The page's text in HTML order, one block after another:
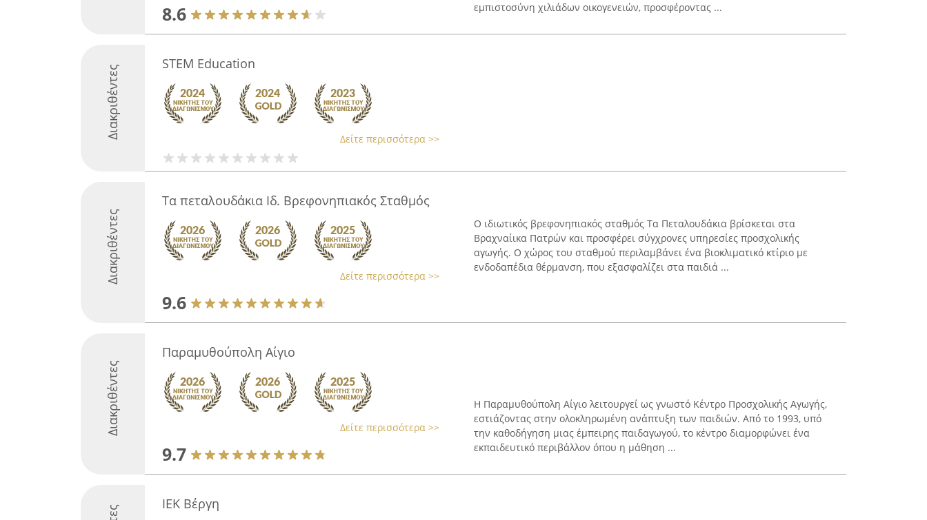
8.6
εμπιστοσύνη χιλιάδων οικογενειών, προσφέροντας ...
Διακριθέντες
STEM Education
Δείτε περισσότερα >>
Διακριθέντες
Τα πεταλουδάκια Ιδ. Βρεφονηπιακός Σταθμός
Δείτε περισσότερα >>
9.6
Ο ιδιωτικός βρεφονηπιακός σταθμός Τα Πεταλουδάκια βρίσκεται στα
Βραχναίικα Πατρών και προσφέρει σύγχρονες υπηρεσίες προσχολικής
αγωγής. Ο χώρος του σταθμού περιλαμβάνει ένα βιοκλιματικό κτίριο με
ενδοδαπέδια θέρμανση, που εξασφαλίζει στα παιδιά ...
Διακριθέντες
Παραμυθούπολη Αίγιο
Δείτε περισσότερα >>
9.7
Η Παραμυθούπολη Αίγιο λειτουργεί ως γνωστό Κέντρο Προσχολικής Αγωγής,
εστιάζοντας στην ολοκληρωμένη ανάπτυξη των παιδιών. Από το 1993, υπό
την καθοδήγηση μιας έμπειρης παιδαγωγού, το κέντρο διαμορφώνει ένα
εκπαιδευτικό περιβάλλον όπου η μάθηση ...
ΙΕΚ Βέργη